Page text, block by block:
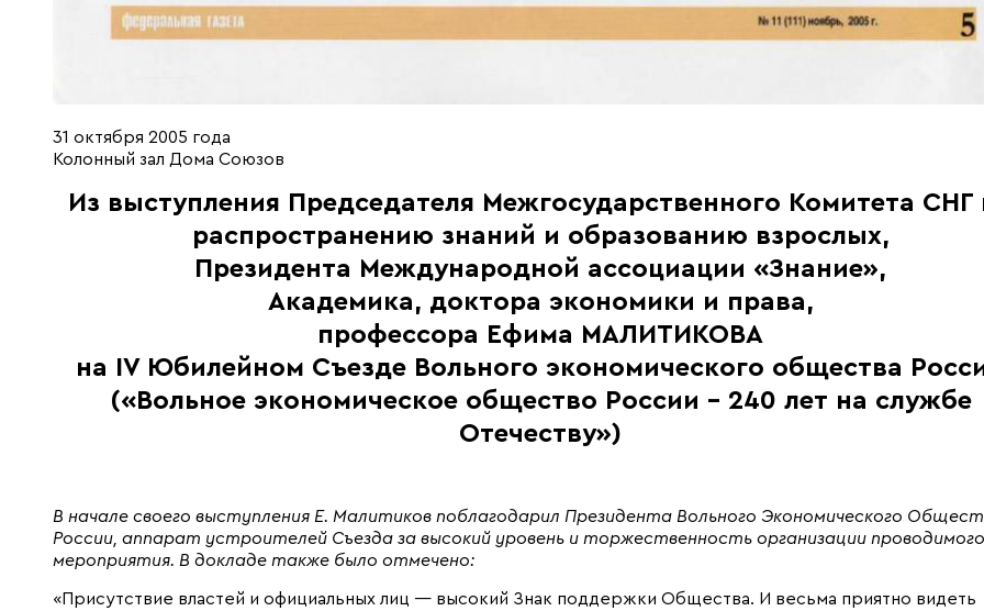
31 октября 2005 года
Колонный зал Дома Союзов
Из выступления Председателя Межгосударственного Комитета СНГ
распространению знаний и образованию взрослых,
Президента Международной ассоциации «Знание»,
Академика, доктора экономики и права,
профессора Ефима МАЛИТИКОВА
на IV Юбилейном Съезде Вольного экономического общества
(«Вольное экономическое общество России – 240 лет на службе
Отечеству»)
В начале своего выступления Е. Малитиков поблагодарил Президента Вольного Экономического
России, аппарат устроителей Съезда за высокий уровень и торжественность организации проводимого
мероприятия. В докладе также было отмечено:
«Присутствие властей и официальных лиц — высокий Знак поддержки Общества. И весьма приятно видеть